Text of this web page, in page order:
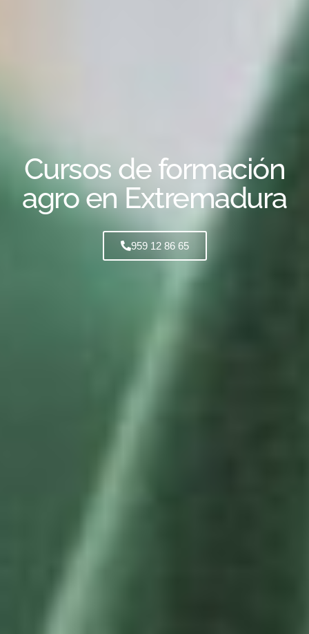
Cursos de formación
agro en Extremadura
959 12 86 65